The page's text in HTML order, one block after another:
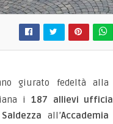
giurato fedeltà alla
i 187 allievi
all’